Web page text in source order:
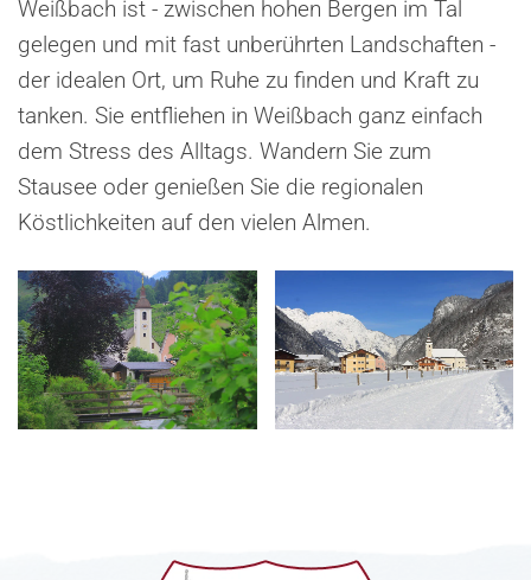
Weißbach ist - zwischen hohen Bergen im Tal
gelegen und mit fast unberührten Landschaften -
der idealen Ort, um Ruhe zu finden und Kraft zu
tanken. Sie entfliehen in Weißbach ganz einfach
dem Stress des Alltags. Wandern Sie zum
Stausee oder genießen Sie die regionalen
Köstlichkeiten auf den vielen Almen.